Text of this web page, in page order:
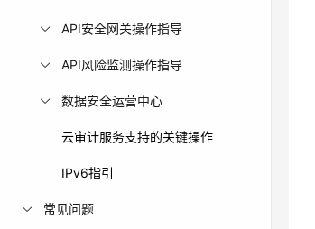
API安全网关操作指导
API风险监测操作指导
数据安全运营中心
云审计服务支持的关键操作
IPv6指引
常见问题